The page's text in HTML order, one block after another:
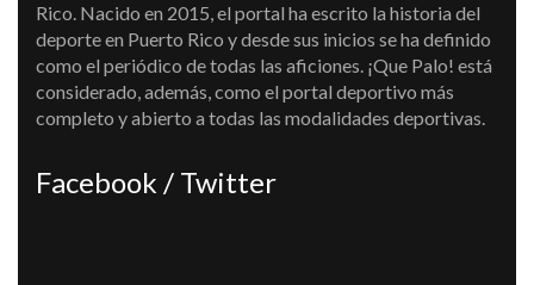
Rico. Nacido en 2015, el portal ha escrito la historia del
deporte en Puerto Rico y desde sus inicios se ha definido
como el periódico de todas las aficiones. ¡Que Palo! está
considerado, además, como el portal deportivo más
completo y abierto a todas las modalidades deportivas.
Facebook / Twitter